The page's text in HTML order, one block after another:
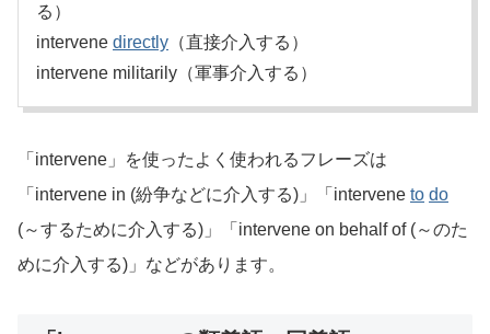
る）
intervene directly （直接介入する）
intervene militarily（軍事介入する）
「intervene」を使ったよく使われるフレーズは
「intervene in (紛争などに介入する)」「intervene to do
(～するために介入する)」「intervene on behalf of (～のた
めに介入する)」などがあります。